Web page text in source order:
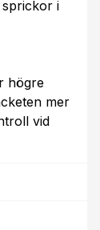
i
högre
mer
vid